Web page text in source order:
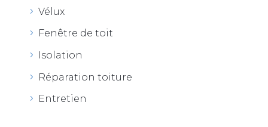
Vélux
Fenêtre de toit
Isolation
Réparation toiture
Entretien